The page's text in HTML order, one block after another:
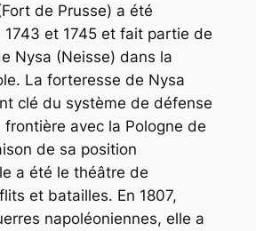
de Prusse) a été
et 1745 et fait partie de
Nysa (Neisse) dans la
La forteresse de Nysa
clé du système de défense
frontière avec la Pologne de
de sa position
a été le théâtre de
et batailles. En 1807,
napoléoniennes, elle a